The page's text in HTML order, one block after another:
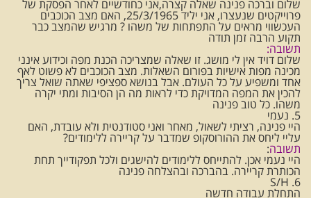
שלום וברכה פנינה שאלה קצרה,אני כחודשיים לאחר הפסקת של
פרוייקטים שנעצרו, אני יליד 25/3/1965, האם מצב הכוכבים
העכשווי מראים על התפתחות של משהו ? מרגיש שהמצב כבר
תקוע הרבה זמן תודה
תשובה:
שלום דויד אין לי מושג. זו שאלה שמצריכה הכנת מפה וכידוע אינני
מכינה מפות אישיות בפורום השאלות. מצב הכוכבים לא פשוט לאף
אחד ומשפיע על כל העולם. אבל בנושא ספציפי שאתה שואל צריך
להכין את המפה המדויקת כדי לראות מה הן הסיבות ומתי יקרה
משהו. כל טוב פנינה
5. נעמי
היי פנינה, רציתי לשאול, מאחר ואני סטודנטית ולא עובדת, האם
עליי ליחס את ההורוסקופ שמדבר על קריירה ללימודים?
תשובה:
היי נעמי אכן. להתייחס ללימודים להישגים ולכל תפקודייך תחת
הכותרת קריירה. בהברכה ובהצלחה פנינה
6. S/H
התחלת עבודה חדשה